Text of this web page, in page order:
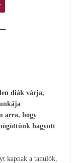
diák várja,
arra, hogy
hagyott
kapnak a tanulók,